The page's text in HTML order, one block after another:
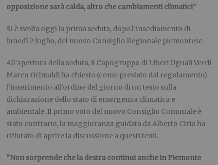
opposizione sarà calda, altro che cambiamenti climatici”
Si è svolta oggi la prima seduta, dopo l’insediamento di
lunedì 2 luglio, del nuovo Consiglio Regionale piemontese.
All’apertura della seduta, il Capogruppo di Liberi Uguali Verdi
Marco Grimaldi ha chiesto (come previsto dal regolamento)
l’inserimento all’ordine del giorno di un testo sulla
dichiarazione dello stato di emergenza climatica e
ambientale. Il primo voto del nuovo Consiglio Comunale è
stato contrario, la maggioranza guidata da Alberto Cirio ha
rifiutato di aprire la discussione a questi temi.
“Non sorprende che la destra continui anche in Piemonte